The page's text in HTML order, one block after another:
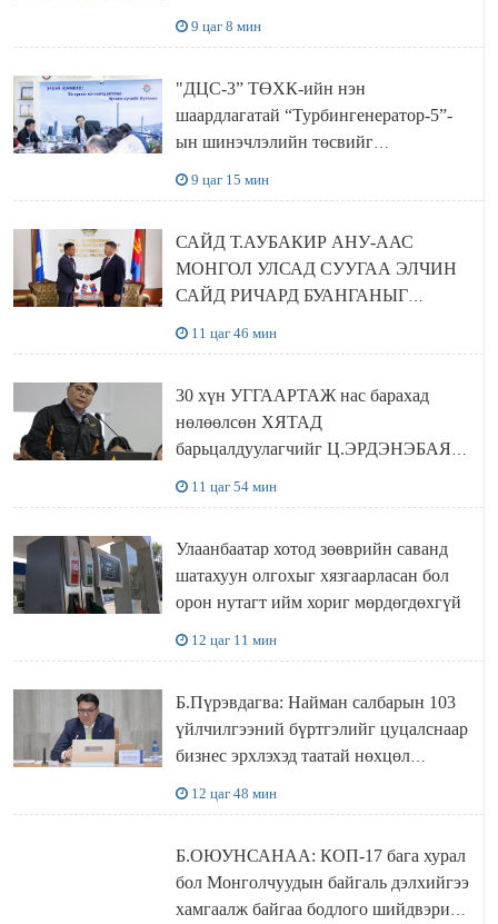
9 цаг 8 мин
"ДЦС-3” ТӨХК-ийн нэн
шаардлагатай “Турбингенератор-5”-
ын шинэчлэлийн төсвийг
9 цаг 15 мин
САЙД Т.АУБАКИР АНУ-ААС
МОНГОЛ УЛСАД СУУГАА ЭЛЧИН
САЙД РИЧАРД БУАНГАНЫГ
11 цаг 46 мин
30 хүн УГГААРТАЖ нас барахад
нөлөөлсөн ХЯТАД
барьцалдуулагчийг Ц.ЭРДЭНЭБАЯР
11 цаг 54 мин
Улаанбаатар хотод зөөврийн саванд
шатахуун олгохыг хязгаарласан бол
орон нутагт ийм хориг мөрдөгдөхгүй
12 цаг 11 мин
Б.Пүрэвдагва: Найман салбарын 103
үйлчилгээний бүртгэлийг цуцалснаар
бизнес эрхлэхэд таатай нөхцөл
12 цаг 48 мин
Б.ОЮУНСАНАА: КОП-17 бага хурал
бол Монголчуудын байгаль дэлхийгээ
хамгаалж байгаа бодлого шийдвэрийг